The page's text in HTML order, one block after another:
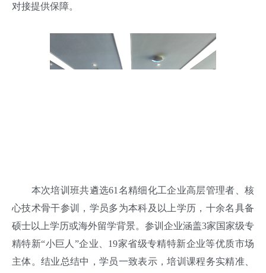
对接提供保障。
本次培训班共遴选61名精细化工企业高层管理者、核
心技术骨干参训，学员多为本科及以上学历，十余名具备
硕士以上学历或海外留学背景。参训企业涵盖3家国家级专
精特新“小巨人”企业、19家省级专精特新企业等优质市场
主体。结业总结中，学员一致表示，培训课程务实精准、